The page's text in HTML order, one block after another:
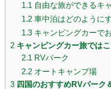
1.1 自由な旅ができるキ
1.2 車中泊はどのように
1.3 キャンピングカーで
2 キャンピングカー旅では
2.1 RVパーク
2.2 オートキャンプ場
3 四国のおすすめRVパーク